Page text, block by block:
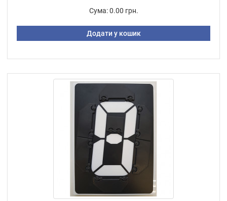
Сума: 0.00 грн.
Додати у кошик